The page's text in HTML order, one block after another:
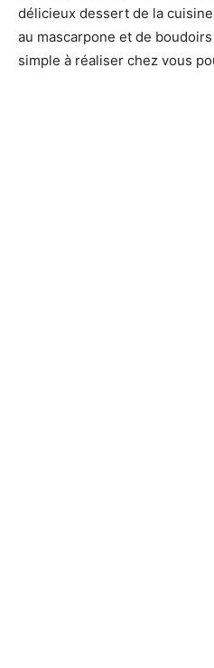
délicieux dessert de la
au mascarpone et de
simple à réaliser chez vous